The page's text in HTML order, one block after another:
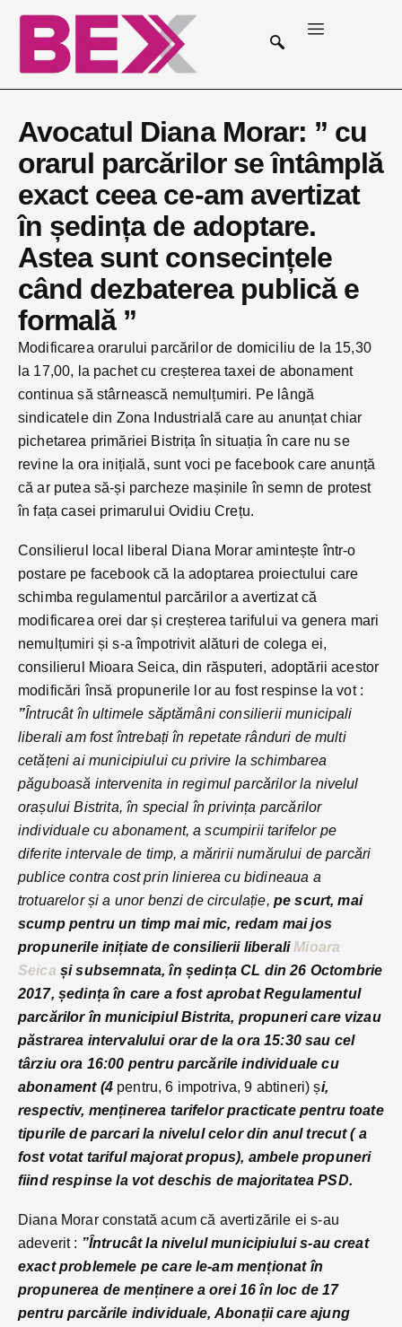
Avocatul Diana Morar: ” cu
orarul parcărilor se întâmplă
exact ceea ce-am avertizat
în ședința de adoptare.
Astea sunt consecințele
când dezbaterea publică e
formală ”
Modificarea orarului parcărilor de domiciliu de la 15,30
la 17,00, la pachet cu creșterea taxei de abonament
continua să stârnească nemulțumiri. Pe lângă
sindicatele din Zona Industrială care au anunțat chiar
pichetarea primăriei Bistrița în situația în care nu se
revine la ora inițială, sunt voci pe facebook care anunță
că ar putea să-și parcheze mașinile în semn de protest
în fața casei primarului Ovidiu Crețu.
Consilierul local liberal Diana Morar amintește într-o
postare pe facebook că la adoptarea proiectului care
schimba regulamentul parcărilor a avertizat că
modificarea orei dar și creșterea tarifului va genera mari
nemulțumiri și s-a împotrivit alături de colega ei,
consilierul Mioara Seica, din răsputeri, adoptării acestor
modificări însă propunerile lor au fost respinse la vot :
”Întrucât în ultimele săptămâni consilierii municipali
liberali am fost întrebați în repetate rânduri de multi
cetățeni ai municipiului cu privire la schimbarea
păguboasă intervenita in regimul parcărilor la nivelul
orașului Bistrita, în special în privința parcărilor
individuale cu abonament, a scumpirii tarifelor pe
diferite intervale de timp, a măririi numărului de parcări
publice contra cost prin linierea cu bidineaua a
trotuarelor și a unor benzi de circulație, pe scurt, mai
scump pentru un timp mai mic, redam mai jos
propunerile inițiate de consilierii liberaliMioara
Seica și subsemnata, în ședința CL din 26 Octombrie
2017, ședința în care a fost aprobat Regulamentul
parcărilor în municipiul Bistrita, propuneri care vizau
păstrarea intervalului orar de la ora 15:30 sau cel
târziu ora 16:00 pentru parcările individuale cu
abonament (4pentru, 6 impotriva, 9 abtineri) și,
respectiv, menținerea tarifelor practicate pentru toate
tipurile de parcari la nivelul celor din anul trecut ( a
fost votat tariful majorat propus), ambele propuneri
fiind respinse la vot deschis de majoritatea PSD.
Diana Morar constată acum că avertizările ei s-au
adeverit : ”Întrucât la nivelul municipiului s-au creat
exact problemele pe care le-am menționat în
propunerea de menținere a orei 16 în loc de 17
pentru parcările individuale, Abonații care ajung